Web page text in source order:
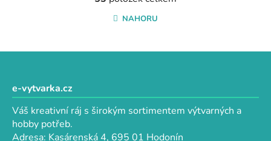
l
a
p
r
k
k
á
NAHORU
e-vytvarka.cz
Váš kreativní ráj s širokým sortimentem výtvarných a
hobby potřeb.
Adresa: Kasárenská 4, 695 01 Hodonín